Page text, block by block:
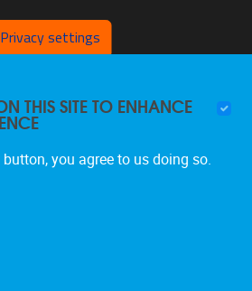
Privacy settings
THIS SITE TO ENHANCE
you agree to us doing so.